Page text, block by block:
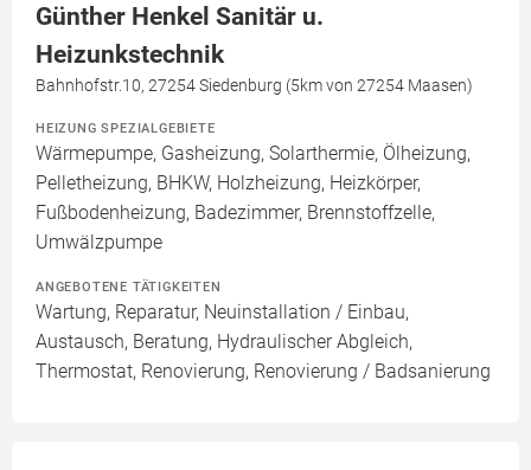
Günther Henkel Sanitär u.
Heizunkstechnik
Bahnhofstr.10, 27254 Siedenburg (5km von 27254 Maasen)
HEIZUNG SPEZIALGEBIETE
Wärmepumpe, Gasheizung, Solarthermie, Ölheizung,
Pelletheizung, BHKW, Holzheizung, Heizkörper,
Fußbodenheizung, Badezimmer, Brennstoffzelle,
Umwälzpumpe
ANGEBOTENE TÄTIGKEITEN
Wartung, Reparatur, Neuinstallation / Einbau,
Austausch, Beratung, Hydraulischer Abgleich,
Thermostat, Renovierung, Renovierung / Badsanierung